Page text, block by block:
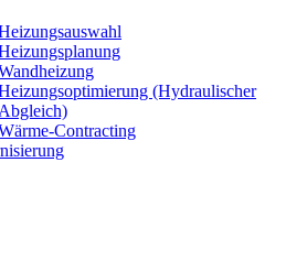
(Hydraulischer
Abgleich)
Contracting